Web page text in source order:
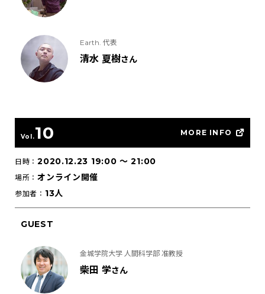
Earth. 代表
清水 夏樹さん
Vol.10 MORE INFO
日時：2020.12.23 19:00〜 21:00
場所：オンライン開催
参加者： 13人
GUEST
金城学院大学 人間科学部 准教授
柴田 学さん